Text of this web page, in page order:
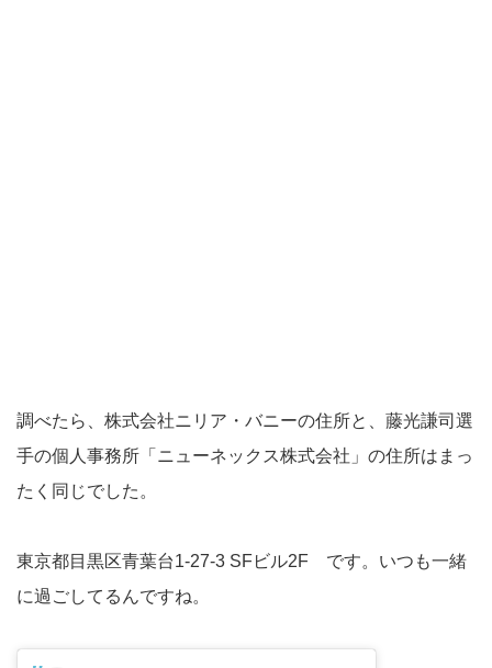
調べたら、株式会社ニリア・バニーの住所と、藤光謙司選
手の個人事務所「ニューネックス株式会社」の住所はまっ
たく同じでした。
東京都目黒区青葉台1-27-3 SFビル2F です。いつも一緒
に過ごしてるんですね。